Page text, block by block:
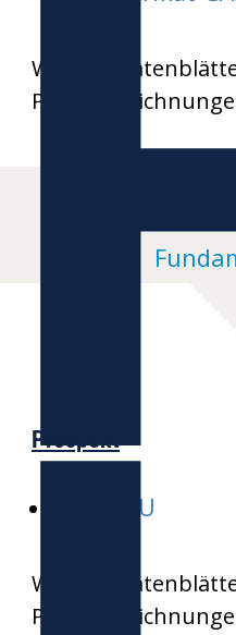
Weitere
Prospekt
HEKABAU
Weitere